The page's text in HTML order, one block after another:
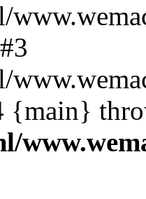
{main}